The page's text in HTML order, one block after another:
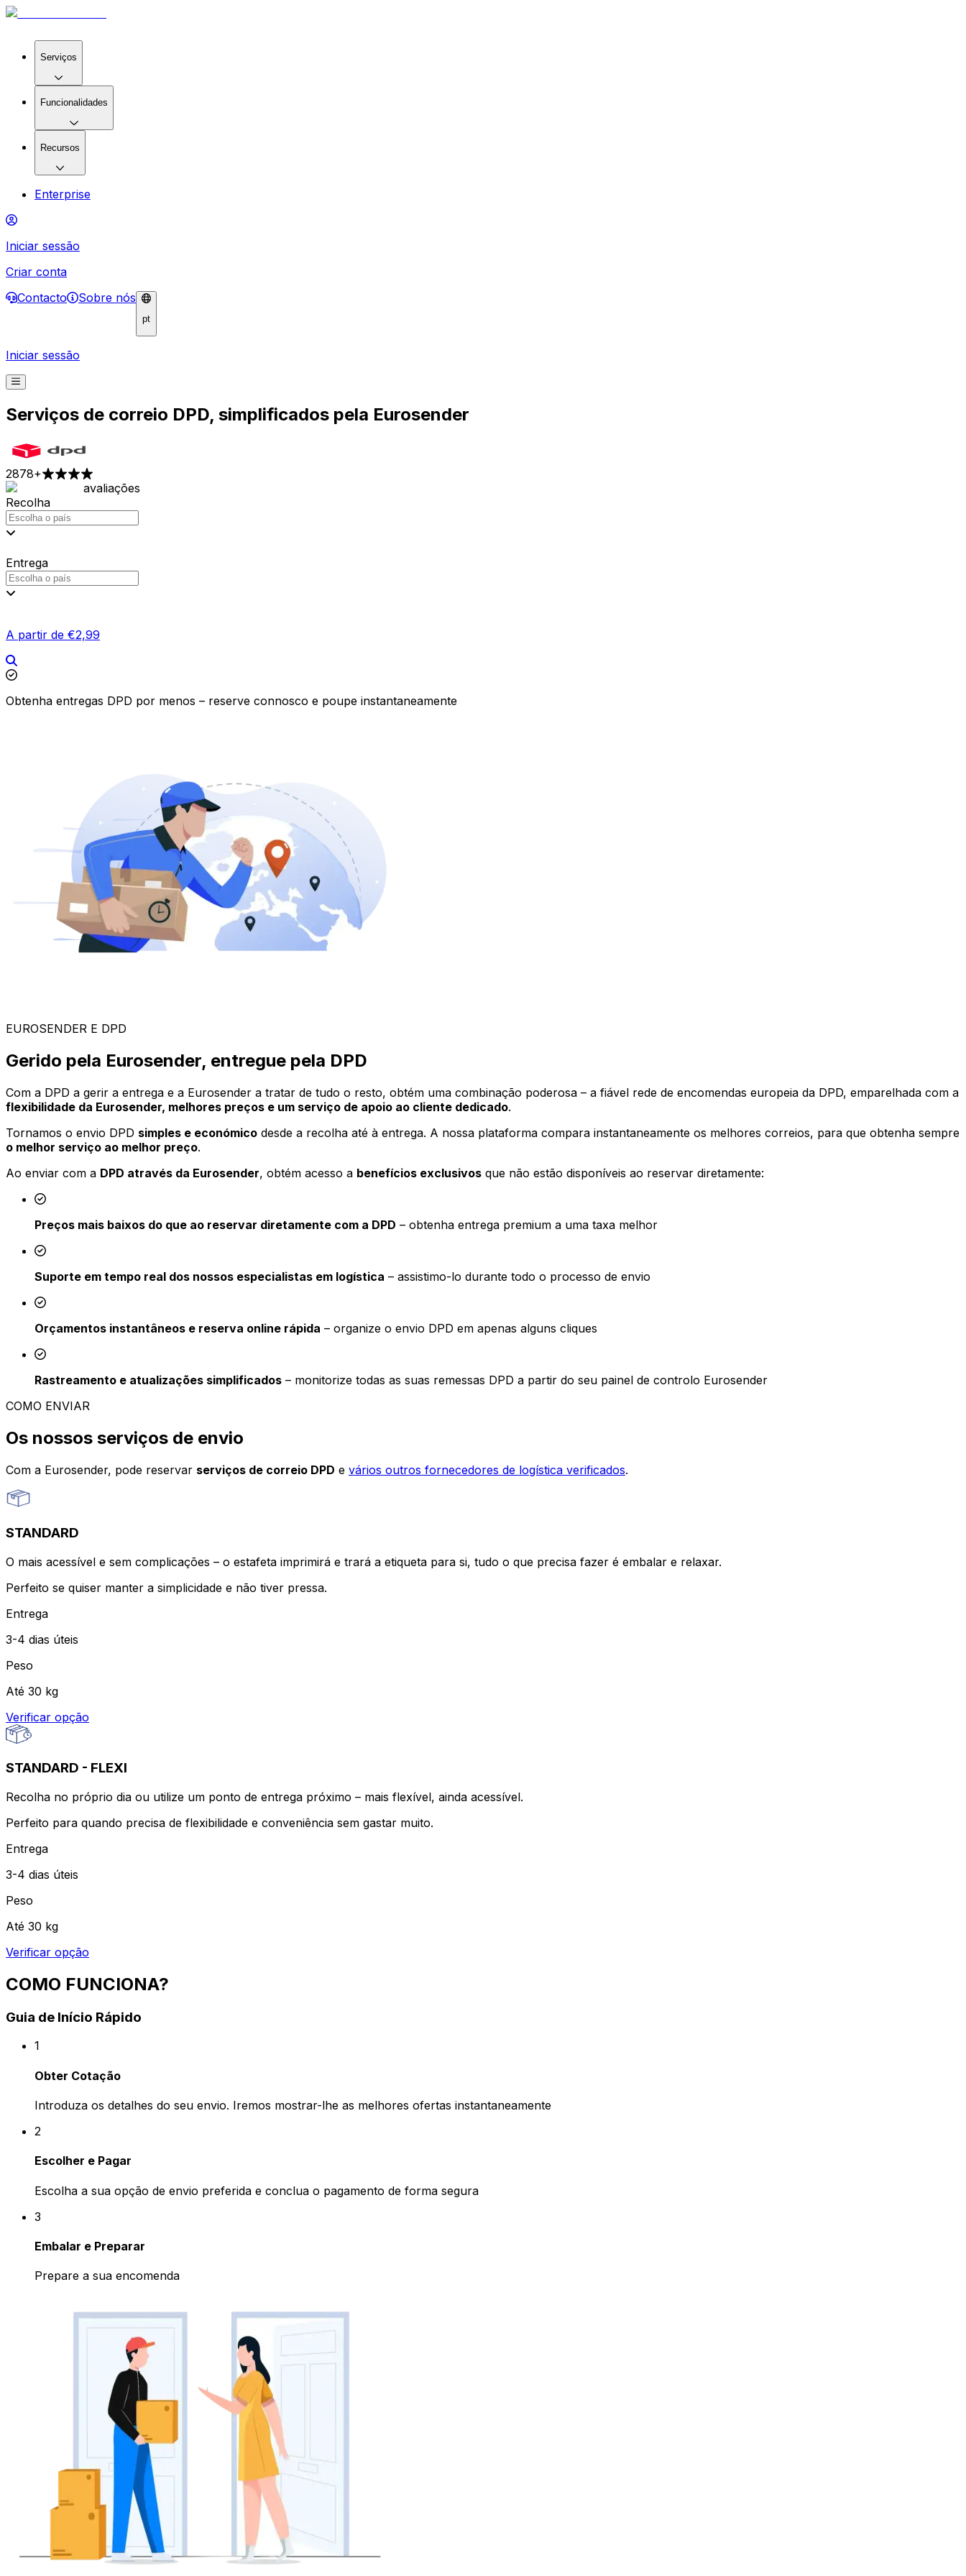
Serviços
Funcionalidades
Recursos
Enterprise
Iniciar sessão
Criar conta
Contacto
Sobre nós
pt
Iniciar sessão
Serviços de correio DPD, simplificados pela Eurosender
2878+
avaliações
Recolha
Entrega
A partir de €2,99
Obtenha entregas DPD por menos – reserve connosco e poupe instantaneamente
EUROSENDER E DPD
Gerido pela Eurosender, entregue pela DPD
Com a DPD a gerir a entrega e a Eurosender a tratar de tudo o resto, obtém uma combinação poderosa – a fiável rede de encomendas europeia da DPD, emparelhada com a
flexibilidade da Eurosender, melhores preços e um serviço de apoio ao cliente dedicado.
Tornamos o envio DPD simples e económico desde a recolha até à entrega. A nossa plataforma compara instantaneamente os melhores correios, para que obtenha sempre
o melhor serviço ao melhor preço.
Ao enviar com a DPD através da Eurosender, obtém acesso a benefícios exclusivos que não estão disponíveis ao reservar diretamente:
Preços mais baixos do que ao reservar diretamente com a DPD – obtenha entrega premium a uma taxa melhor
Suporte em tempo real dos nossos especialistas em logística – assistimo-lo durante todo o processo de envio
Orçamentos instantâneos e reserva online rápida – organize o envio DPD em apenas alguns cliques
Rastreamento e atualizações simplificados – monitorize todas as suas remessas DPD a partir do seu painel de controlo Eurosender
COMO ENVIAR
Os nossos serviços de envio
Com a Eurosender, pode reservar serviços de correio DPD e vários outros fornecedores de logística verificados.
STANDARD
O mais acessível e sem complicações – o estafeta imprimirá e trará a etiqueta para si, tudo o que precisa fazer é embalar e relaxar.
Perfeito se quiser manter a simplicidade e não tiver pressa.
Entrega
3-4 dias úteis
Peso
Até 30 kg
Verificar opção
STANDARD - FLEXI
Recolha no próprio dia ou utilize um ponto de entrega próximo – mais flexível, ainda acessível.
Perfeito para quando precisa de flexibilidade e conveniência sem gastar muito.
Entrega
3-4 dias úteis
Peso
Até 30 kg
Verificar opção
COMO FUNCIONA?
Guia de Início Rápido
1
Obter Cotação
Introduza os detalhes do seu envio. Iremos mostrar-lhe as melhores ofertas instantaneamente
2
Escolher e Pagar
Escolha a sua opção de envio preferida e conclua o pagamento de forma segura
3
Embalar e Preparar
Prepare a sua encomenda